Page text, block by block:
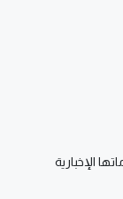
الإخبارية